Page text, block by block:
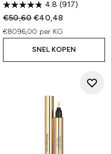
4.8 (917)
Recommended Retail Price:
€50,60Huidige prijs:
€40,48
€8096,00 per KG
SNEL KOPEN